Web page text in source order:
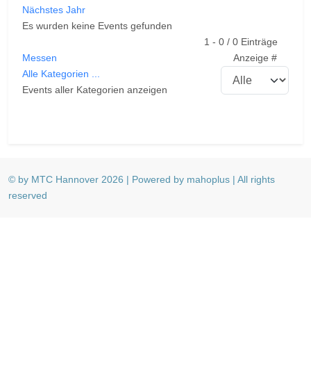
Nächstes Jahr
Es wurden keine Events gefunden
1 - 0 / 0 Einträge
Anzeige #
Messen
Alle Kategorien ...
Events aller Kategorien anzeigen
© by MTC Hannover 2026 | Powered by mahoplus | All rights
reserved